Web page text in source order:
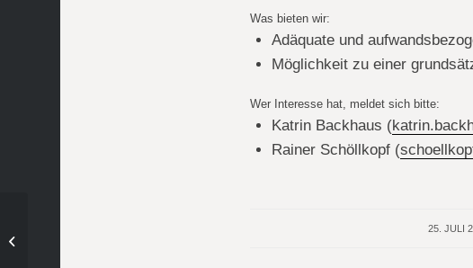
Was bieten wir:
Adäquate und
Möglichkeit zu einer
Wer Interesse hat, meldet sich bitte:
Katrin Backhaus (
Rainer Schöllkopf (
25. JULI